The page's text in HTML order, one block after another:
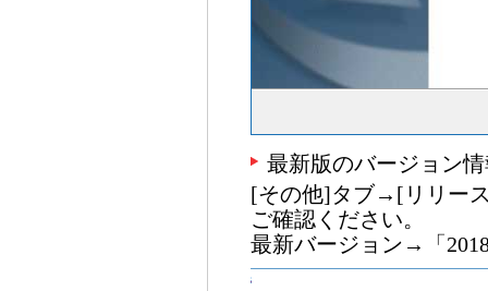
最新版のバージョン
[その他]タブ→[リリー
ご確認ください。
最新バージョン→「